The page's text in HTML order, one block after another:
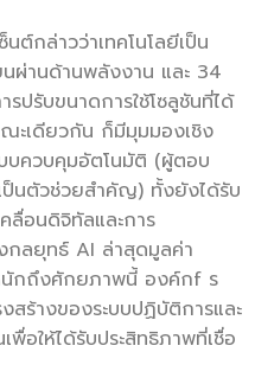
ต์กล่าวว่าเทคโนโลยีเป็น
ผ่านด้านพลังงาน และ 34
รปรับขนาดการใช้โซลูชันที่ได้
ะเดียวกัน ก็มีมุมมองเชิง
บควบคุมอัตโนมัติ (ผู้ตอบ
ป็นตัวช่วยสำคัญ) ทั้งยังได้รับ
ลื่อนดิจิทัลและการ
กลยุทธ์ AI ล่าสุดมูลค่า
นักถึงศักยภาพนี้ องค์กf ร
สร้างของระบบปฏิบัติการและ
พื่อให้ได้รับประสิทธิภาพที่เชื่อ